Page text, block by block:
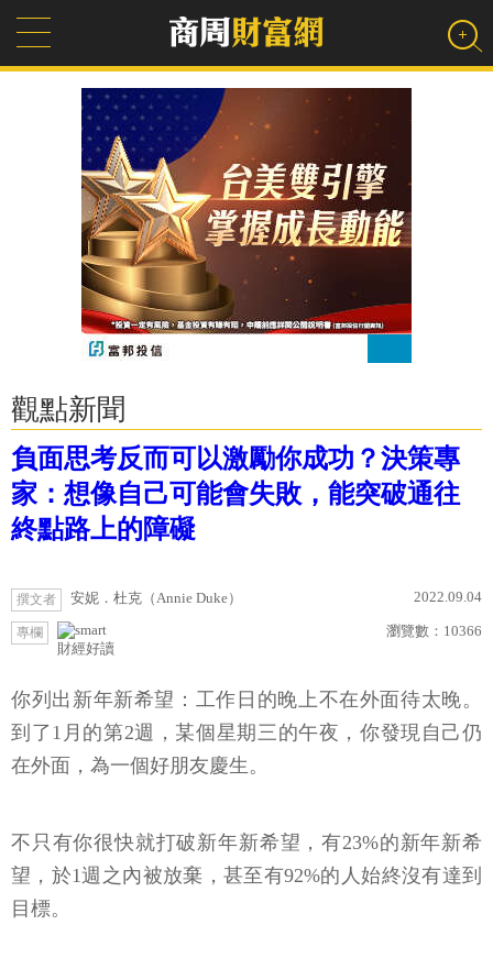
觀點新聞
負面思考反而可以激勵你成功？決策專
家：想像自己可能會失敗，能突破通往
終點路上的障礙
撰文者 安妮．杜克（Annie Duke） 2022.09.04
專欄
財經好讀
瀏覽數： 10366
你列出新年新希望：工作日的晚上不在外面待太晚。
到了1月的第2週，某個星期三的午夜，你發現自己仍
在外面，為一個好朋友慶生。
不只有你很快就打破新年新希望，有23%的新年新希
望，於1週之內被放棄，甚至有92%的人始終沒有達到
目標。